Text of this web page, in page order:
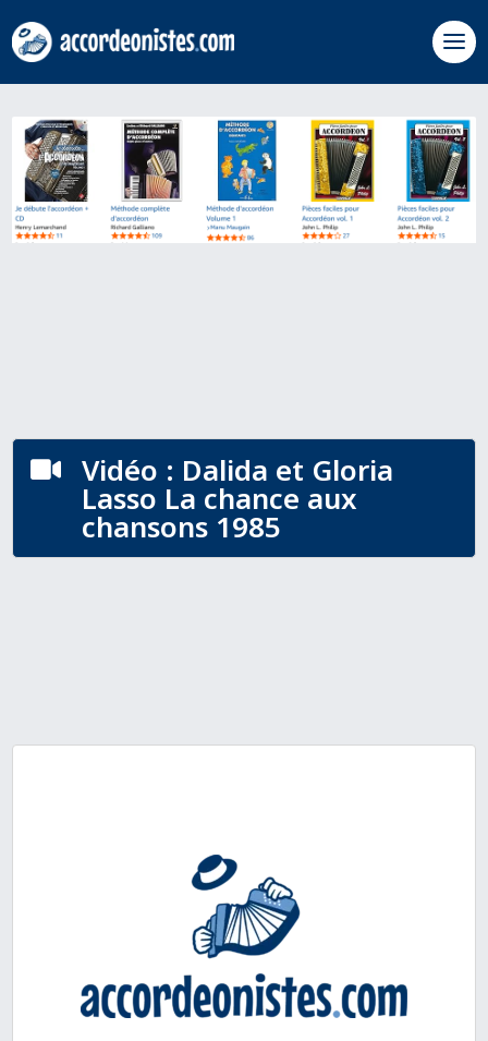
 Vidéo : Dalida et Gloria
Lasso La chance aux
chansons 1985